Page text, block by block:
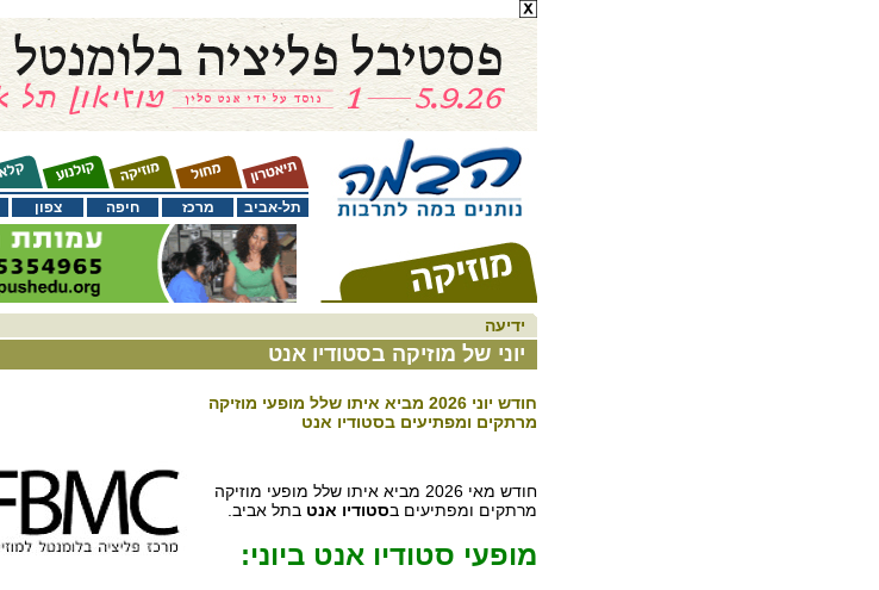
צפון חיפה מרכז תל-אביב
ידיעה
יוני של מוזיקה בסטודיו אנט
חודש יוני 2026 מביא איתו שלל מופעי מוזיקה
מרתקים ומפתיעים בסטודיו אנט
חודש מאי 2026 מביא איתו שלל מופעי מוזיקה
מרתקים ומפתיעים בסטודיו אנט בתל אביב.
מופעי סטודיו אנט ביוני: